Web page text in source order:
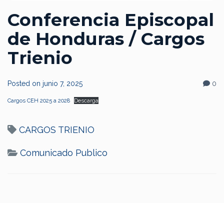
Conferencia Episcopal
de Honduras / Cargos
Trienio
Posted on junio 7, 2025 0
Cargos CEH 2025 a 2028 Descarga
CARGOS TRIENIO
Comunicado Publico